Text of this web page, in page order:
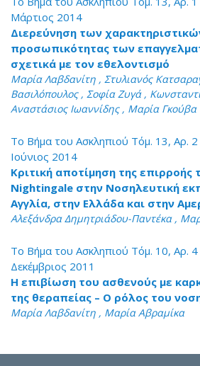
Μάρτιος 2014
Διερεύνηση των
προσωπικότητας των
σχετικά με τον εθελοντισμό
Μαρία Λαβδανίτη , Στυλιανός
Βασιλόπουλος , Σοφία Ζυγά ,
Αναστάσιος Ιωαννίδης , Μαρία Γκούβα
Το Βήμα του Ασκληπιού Τόμ. 13, Αρ. 2
Ιούνιος 2014
Κριτική αποτίμηση της
Nightingale στην Νοσηλευτική
Αγγλία, στην Ελλάδα και στην
Αλεξάνδρα Δημητριάδου-Παντέκα ,
Το Βήμα του Ασκληπιού Τόμ. 10, Αρ.
Δεκέμβριος 2011
Η επιβίωση του ασθενούς με
της θεραπείας – O ρόλος του
Μαρία Λαβδανίτη , Μαρία Αβραμίκα